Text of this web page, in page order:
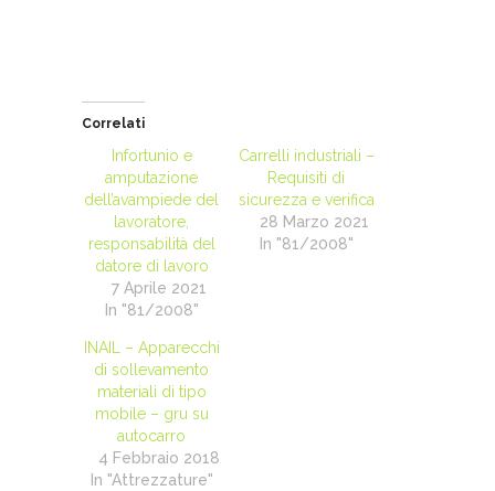
Correlati
Infortunio e
amputazione
dell’avampiede del
lavoratore,
responsabilità del
datore di lavoro
7 Aprile 2021
In "81/2008"
Carrelli industriali –
Requisiti di
sicurezza e verifica
28 Marzo 2021
In "81/2008"
INAIL – Apparecchi
di sollevamento
materiali di tipo
mobile – gru su
autocarro
4 Febbraio 2018
In "Attrezzature"